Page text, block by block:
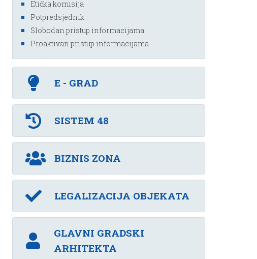
Etička komisija
Potpredsjednik
Slobodan pristup informacijama
Proaktivan pristup informacijama
E - GRAD
SISTEM 48
BIZNIS ZONA
LEGALIZACIJA OBJEKATA
GLAVNI GRADSKI
ARHITEKTA